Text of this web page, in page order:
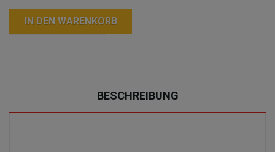
IN DEN WARENKORB
BESCHREIBUNG